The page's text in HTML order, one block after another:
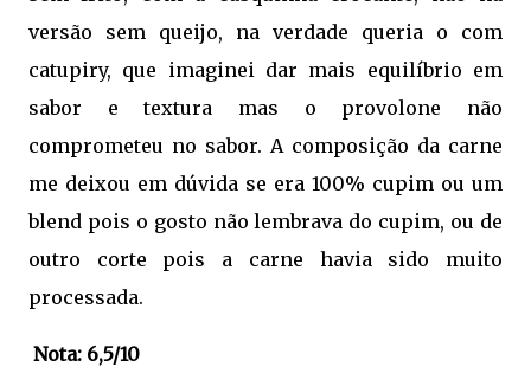
versão sem queijo, na verdade queria o com
catupiry, que imaginei dar mais equilíbrio em
sabor e textura mas o provolone não
comprometeu no sabor. A composição da carne
me deixou em dúvida se era 100% cupim ou um
blend pois o gosto não lembrava do cupim, ou de
outro corte pois a carne havia sido muito
processada.
Nota: 6,5/10